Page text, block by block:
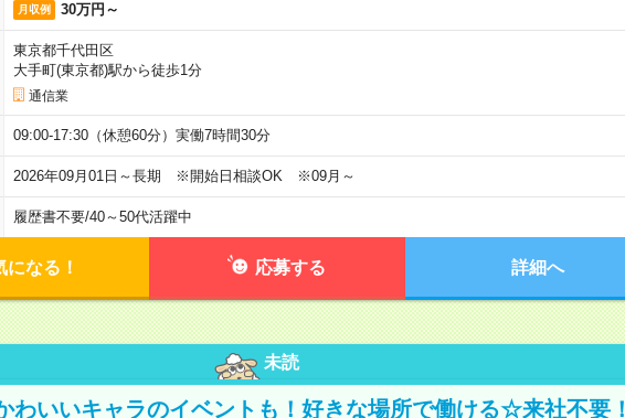
月収例 30万円～
東京都千代田区
大手町(東京都)駅から徒歩1分
通信業
09:00-17:30（休憩60分）実働7時間30分
2026年09月01日～長期 ※開始日相談OK ※09月～
履歴書不要/40～50代活躍中
になる！ 応募する 詳細へ
未読
わいいキャラのイベントも！好きな場所で働ける☆来社不要！